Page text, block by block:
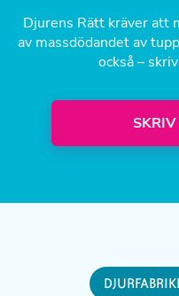
Djurens Rätt kräver att
av massdödandet av
också –